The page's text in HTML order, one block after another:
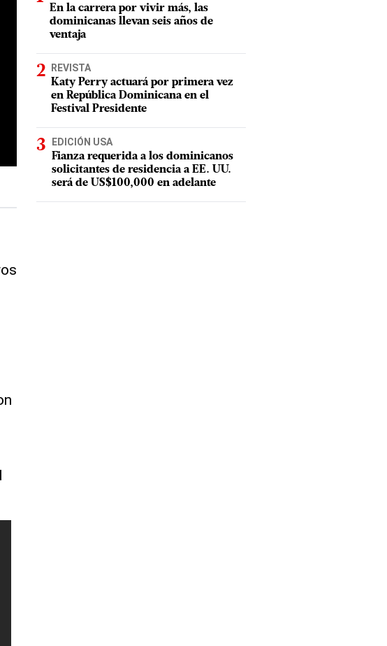
En la carrera por vivir más, las
dominicanas llevan seis años de
ventaja
REVISTA
Katy Perry actuará por primera vez
en República Dominicana en el
Festival Presidente
EDICIÓN USA
Fianza requerida a los dominicanos
solicitantes de residencia a EE. UU.
será de US$100,000 en adelante